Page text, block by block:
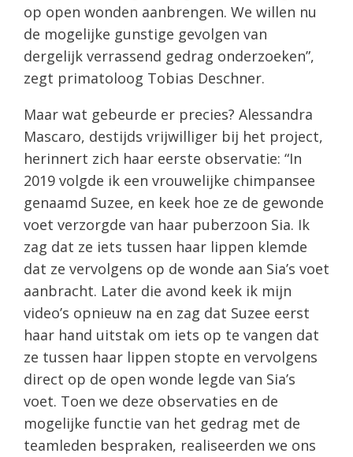
op open wonden aanbrengen. We willen nu
de mogelijke gunstige gevolgen van
dergelijk verrassend gedrag onderzoeken”,
zegt primatoloog Tobias Deschner.
Maar wat gebeurde er precies? Alessandra
Mascaro, destijds vrijwilliger bij het project,
herinnert zich haar eerste observatie: “In
2019 volgde ik een vrouwelijke chimpansee
genaamd Suzee, en keek hoe ze de gewonde
voet verzorgde van haar puberzoon Sia. Ik
zag dat ze iets tussen haar lippen klemde
dat ze vervolgens op de wonde aan Sia’s voet
aanbracht. Later die avond keek ik mijn
video’s opnieuw na en zag dat Suzee eerst
haar hand uitstak om iets op te vangen dat
ze tussen haar lippen stopte en vervolgens
direct op de open wonde legde van Sia’s
voet. Toen we deze observaties en de
mogelijke functie van het gedrag met de
teamleden bespraken, realiseerden we ons